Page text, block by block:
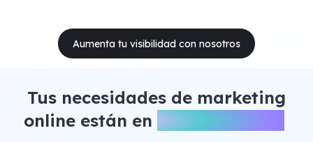
Aumenta tu visibilidad con nosotros
Tus necesidades de marketing
online están en buenas manos.